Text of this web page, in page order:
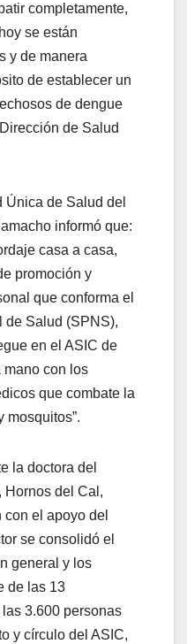
completamente,
se están
y de manera
de establecer un
de dengue
de Salud
Única de Salud del
informó que:
casa a casa,
promoción y
que conforma el
de Salud (SPNS),
en el ASIC de
mano con los
que combate la
mosquitos”.
la doctora del
Hornos del Cal,
el apoyo del
se consolidó el
general y los
de las 13
3.600 personas
y círculo del ASIC,